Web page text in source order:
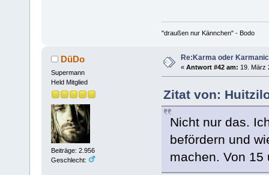
"draußen nur Kännchen" - Bodo
DüDo
Supermann
Held Mitglied
Beiträge: 2.956
Geschlecht:
Re:Karma oder
« Antwort #42 am: 19. März
Zitat von:
Nicht nur das.
befördern und
machen. Von 15